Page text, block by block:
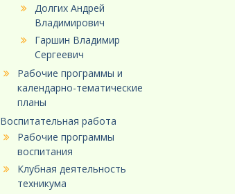
Долгих Андрей
Владимирович
Гаршин Владимир
Сергеевич
Рабочие программы и
календарно-тематические
планы
Воспитательная работа
Рабочие программы
воспитания
Клубная деятельность
техникума